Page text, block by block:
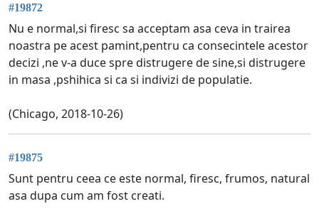
#19872
Nu e normal,si firesc sa acceptam asa ceva in trairea
noastra pe acest pamint,pentru ca consecintele acestor
decizi ,ne v-a duce spre distrugere de sine,si distrugere
in masa ,pshihica si ca si indivizi de populatie.
(Chicago, 2018-10-26)
#19875
Sunt pentru ceea ce este normal, firesc, frumos, natural
asa dupa cum am fost creati.